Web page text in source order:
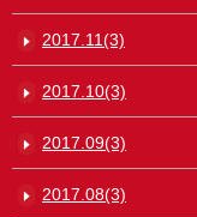
2017.11(3)
2017.10(3)
2017.09(3)
2017.08(3)